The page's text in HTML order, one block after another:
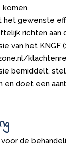
het gewenste
richten aan
van het KNGF
bemiddelt,
en doet een
de